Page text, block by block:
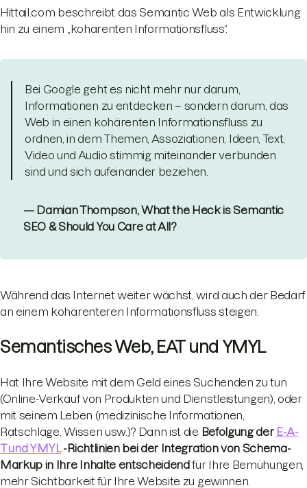
Hittail.com beschreibt das Semantic Web als Entwicklung
hin zu einem „kohärenten Informationsfluss“.
Bei Google geht es nicht mehr nur darum,
Informationen zu entdecken – sondern darum, das
Web in einen kohärenten Informationsfluss zu
ordnen, in dem Themen, Assoziationen, Ideen, Text,
Video und Audio stimmig miteinander verbunden
sind und sich aufeinander beziehen.
— Damian Thompson, What the Heck is Semantic
SEO & Should You Care at All?
Während das Internet weiter wächst, wird auch der Bedarf
an einem kohärenteren Informationsfluss steigen.
Semantisches Web, EAT und YMYL
Hat Ihre Website mit dem Geld eines Suchenden zu tun
(Online-Verkauf von Produkten und Dienstleistungen), oder
mit seinem Leben (medizinische Informationen,
Ratschläge, Wissen usw.)? Dann ist die Befolgung der E-A-
T und YMYL-Richtlinien bei der Integration von Schema-
Markup in Ihre Inhalte entscheidendfür Ihre Bemühungen,
mehr Sichtbarkeit für Ihre Website zu gewinnen.